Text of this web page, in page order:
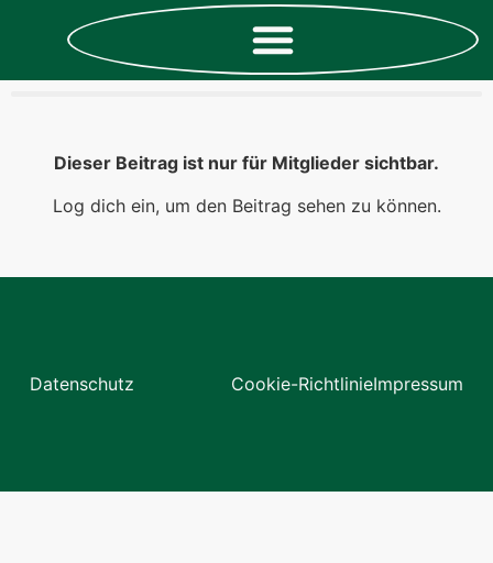
Dieser Beitrag ist nur für Mitglieder sichtbar.
Log dich ein, um den Beitrag sehen zu können.
Datenschutz Cookie-RichtlinieImpressum